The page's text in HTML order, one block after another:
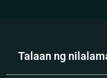
Talaan ng